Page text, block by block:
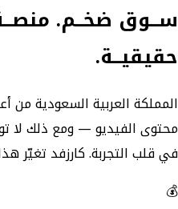
ســوق ضخــم.
حقيقيــة.
المملكة العربية السعودية
محتوى الفيديو — ومع ذلك لا
في قلب التجربة. كارزفد تغيّر
💰